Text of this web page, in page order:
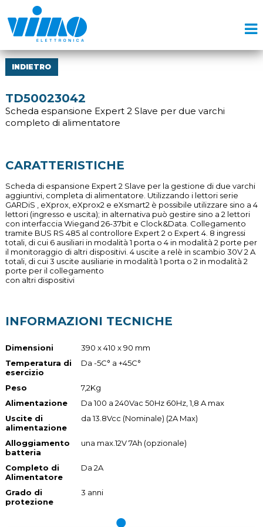
INDIETRO
TD50023042
Scheda espansione Expert 2 Slave per due varchi
completo di alimentatore
CARATTERISTICHE
Scheda di espansione Expert 2 Slave per la gestione di due varchi
aggiuntivi, completa di alimentatore. Utilizzando i lettori serie
GARDiS , eXprox, eXprox2 e eXsmart2 è possibile utilizzare sino a 4
lettori (ingresso e uscita); in alternativa può gestire sino a 2 lettori
con interfaccia Wiegand 26-37bit e Clock&Data. Collegamento
tramite BUS RS 485 al controllore Expert 2 o Expert 4. 8 ingressi
totali, di cui 6 ausiliari in modalità 1 porta o 4 in modalità 2 porte per
il monitoraggio di altri dispositivi. 4 uscite a relè in scambio 30V 2 A
totali, di cui 3 uscite ausiliarie in modalità 1 porta o 2 in modalità 2
porte per il collegamento
con altri dispositivi
INFORMAZIONI TECNICHE
Dimensioni
390 x 410 x 90 mm
Temperatura di
esercizio
Da -5C° a +45C°
Peso
7,2Kg
Alimentazione
Da 100 a 240Vac 50Hz 60Hz, 1,8 A max
Uscite di
alimentazione
da 13.8Vcc (Nominale) (2A Max)
Alloggiamento
batteria
una max.12V 7Ah (opzionale)
Completo di
Alimentatore
Da 2A
Grado di
protezione
3 anni